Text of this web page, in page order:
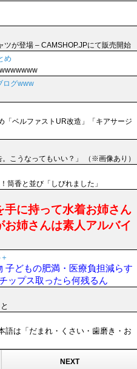
ツが登場 – CAMSHOP.JPにて販売開始
め
ログwww
「ベルファストUR改造」「キアサージ
こうなってもいい？」 （※画像あり）
筒香と並び「しびれました」
に持って水着お姉さん
姉さんは素人アルバイ
子どもの肥満・医療負担減らす
ップス取ったら何残るん
語は「だまれ・くさい・歯磨き・お
NEXT